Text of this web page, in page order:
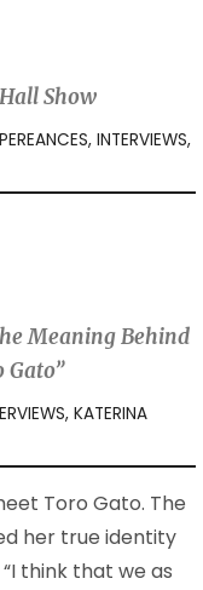
Show
,INTERVIEWS,
Meaning Behind
Gato”
,KATERINA
Toro Gato. The
her true identity
“I think that we as